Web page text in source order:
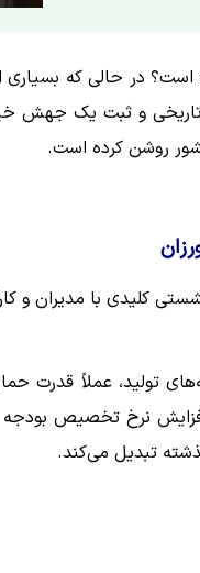
است؟ در حالی که
روشن کرده است.
کلیدی با مدیران و
تورم و هزینه‌های تولید،
تبدیل می‌کند.